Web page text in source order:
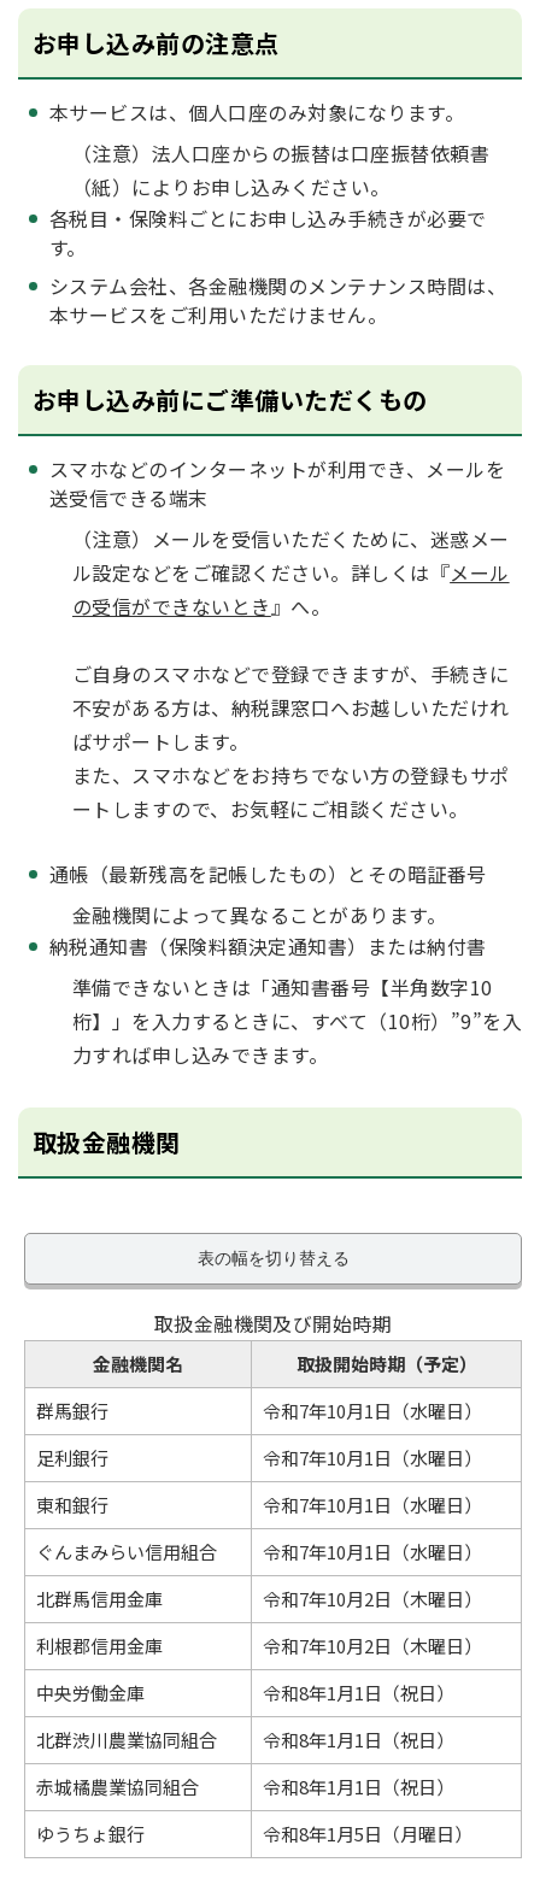
お申し込み前の注意点
本サービスは、個人口座のみ対象になります。
（注意）法人口座からの振替は口座振替依頼書
（紙）によりお申し込みください。
各税目・保険料ごとにお申し込み手続きが必要で
す。
システム会社、各金融機関のメンテナンス時間は、
本サービスをご利用いただけません。
お申し込み前にご準備いただくもの
スマホなどのインターネットが利用でき、メールを
送受信できる端末
（注意）メールを受信いただくために、迷惑メー
ル設定などをご確認ください。詳しくは『メール
の受信ができないとき』へ。
ご自身のスマホなどで登録できますが、手続きに
不安がある方は、納税課窓口へお越しいただけれ
ばサポートします。
また、スマホなどをお持ちでない方の登録もサポ
ートしますので、お気軽にご相談ください。
通帳（最新残高を記帳したもの）とその暗証番号
金融機関によって異なることがあります。
納税通知書（保険料額決定通知書）または納付書
準備できないときは「通知書番号【半角数字10
桁】」を入力するときに、すべて（10桁）”9”を入
力すれば申し込みできます。
取扱金融機関
表の幅を切り替える
取扱金融機関及び開始時期
金融機関名
取扱開始時期（予定）
群馬銀行
令和7年10月1日（水曜日）
足利銀行
令和7年10月1日（水曜日）
東和銀行
令和7年10月1日（水曜日）
ぐんまみらい信用組合
令和7年10月1日（水曜日）
北群馬信用金庫
令和7年10月2日（木曜日）
利根郡信用金庫
令和7年10月2日（木曜日）
中央労働金庫
令和8年1月1日（祝日）
北群渋川農業協同組合
令和8年1月1日（祝日）
赤城橘農業協同組合
令和8年1月1日（祝日）
ゆうちょ銀行
令和8年1月5日（月曜日）